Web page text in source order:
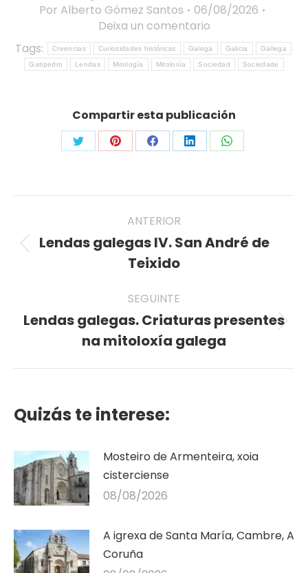
Por Alberto Gómez Santos
06/08/2026
Deixa un comentario
Tags:
Creencias Curiosidades históricas Galega Galicia Gallega
Gatipedro Lendas Mitología Mitoloxía Sociedad Sociedade
Compartir esta publicación
Share
Twitter
Share
Pinterest
Share
Facebook
Share
LinkedIn
Share
WhatsApp
navigation
ANTERIOR
Previous
post:
Lendas galegas IV. San André de
Teixido
SEGUINTE
Seguinte
publicación
Lendas galegas. Criaturas presentes
na mitoloxía galega
Quizás te interese:
Mosteiro de Armenteira, xoia
cisterciense
08/08/2026
A igrexa de Santa María, Cambre, A
Coruña